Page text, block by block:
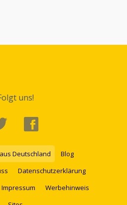
uns!
Deutschland
Blog
Datenschutzerklärung
Impressum
Werbehinweis